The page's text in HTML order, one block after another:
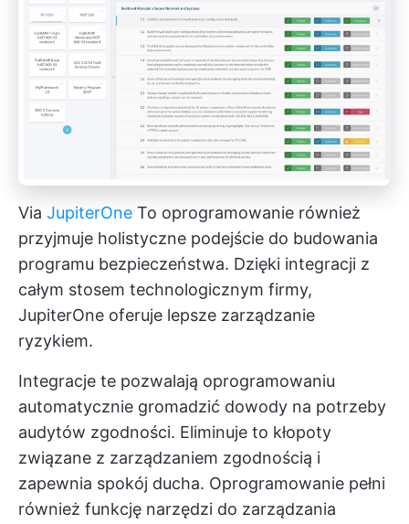
Via JupiterOne To oprogramowanie również
przyjmuje holistyczne podejście do budowania
programu bezpieczeństwa. Dzięki integracji z
całym stosem technologicznym firmy,
JupiterOne oferuje lepsze zarządzanie
ryzykiem.
Integracje te pozwalają oprogramowaniu
automatycznie gromadzić dowody na potrzeby
audytów zgodności. Eliminuje to kłopoty
związane z zarządzaniem zgodnością i
zapewnia spokój ducha. Oprogramowanie pełni
również funkcję narzędzi do zarządzania